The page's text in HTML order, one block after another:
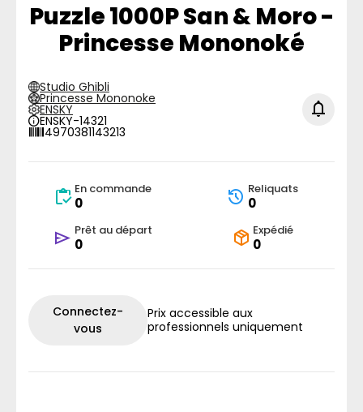
Puzzle 1000P San & Moro -
Princesse Mononoké
Studio Ghibli
Princesse Mononoke
ENSKY
ENSKY-14321
4970381143213
En commande
0
Reliquats
0
Prêt au départ
0
Expédié
0
Connectez-
vous
Prix accessible aux
professionnels uniquement